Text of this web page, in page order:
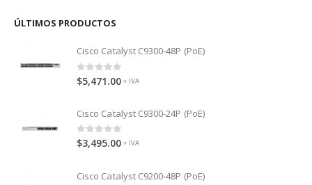
ÚLTIMOS PRODUCTOS
Cisco Catalyst C9300-48P (PoE)
0out of 5
$5,471.00 + IVA
Cisco Catalyst C9300-24P (PoE)
0out of 5
$3,495.00 + IVA
Cisco Catalyst C9200-48P (PoE)